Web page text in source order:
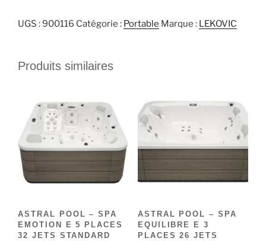
UGS :900116 Catégorie : Portable Marque : LEKOVIC
Produits similaires
ASTRAL POOL – SPA
EMOTION E 5 PLACES
32 JETS STANDARD
ASTRAL POOL – SPA
EQUILIBRE E 3
PLACES 26 JETS